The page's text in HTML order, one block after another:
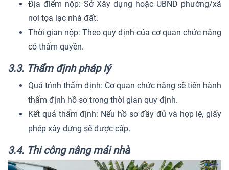
Địa điểm nộp: Sở Xây dựng hoặc UBND phường/xã
nơi tọa lạc nhà đất.
Thời gian nộp: Theo quy định của cơ quan chức năng
có thẩm quyền.
3.3. Thẩm định pháp lý
Quá trình thẩm định: Cơ quan chức năng sẽ tiến hành
thẩm định hồ sơ trong thời gian quy định.
Kết quả thẩm định: Nếu hồ sơ đầy đủ và hợp lệ, giấy
phép xây dựng sẽ được cấp.
3.4. Thi công nâng mái nhà